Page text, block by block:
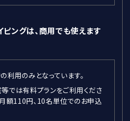
ピングは、商用でも使えます
利用のみとなっています。
では有料プランをご利用くださ
月額110円、10名単位でのお申込